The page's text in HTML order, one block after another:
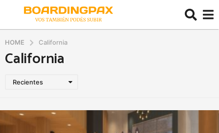
HOME California
California
Recientes